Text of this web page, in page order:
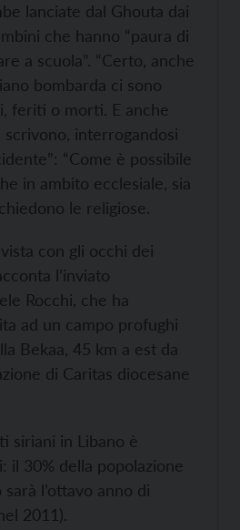
lanciate dal Ghouta dai
che hanno “paura di
a scuola”. “Certo, anche
bombarda ci sono
feriti o morti. E anche
scrivono, interrogandosi
“Come è possibile
in ambito ecclesiale, sia
le religiose.
con gli occhi dei
l’inviato
Rocchi, che ha
ad un campo profughi
Bekaa, 45 km a est da
di Caritas diocesane
siriani in Libano è
il 30% della popolazione
l’ottavo anno di
2011).